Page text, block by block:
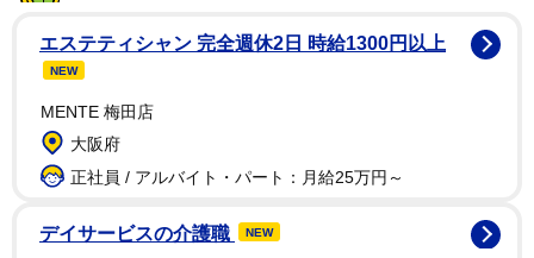
エステティシャン 完全週休2日 時給1300円以上
NEW
MENTE 梅田店
大阪府
正社員 / アルバイト・パート：月給25万円～
デイサービスの介護職 NEW